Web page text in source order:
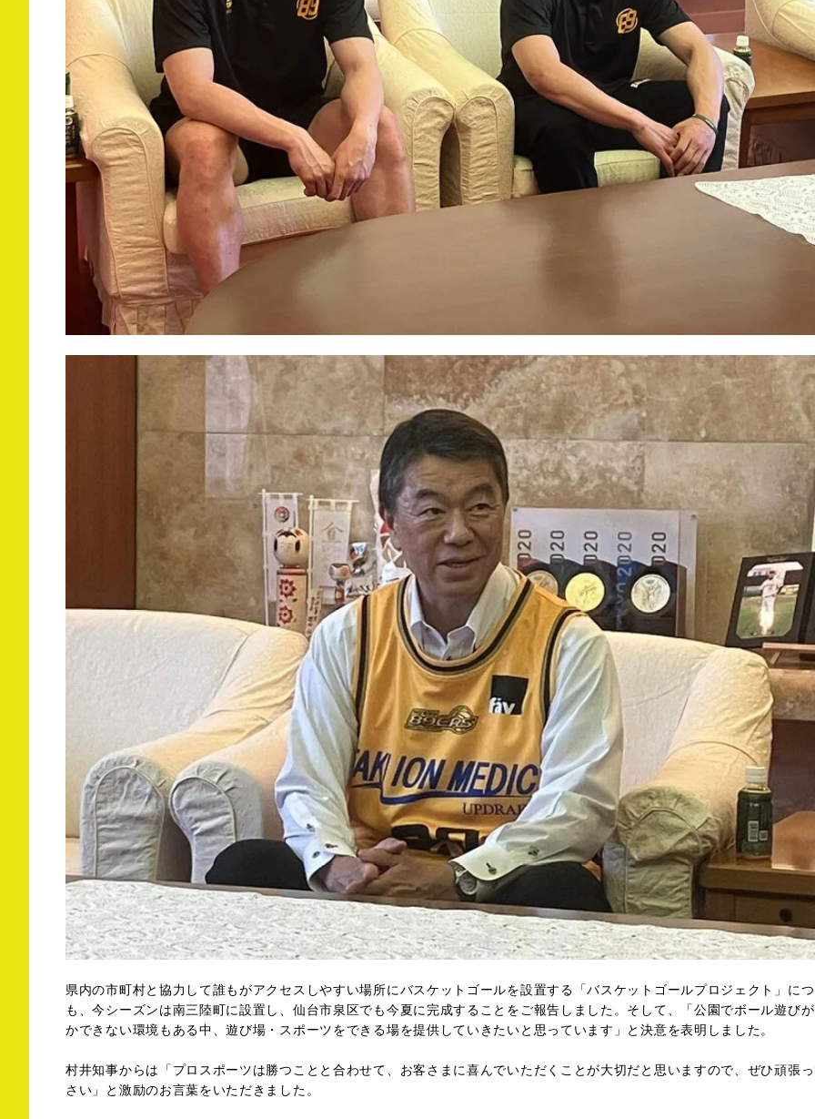
県内の市町村と協力して誰もがアクセスしやすい場所にバスケットゴールを設置する「バスケットゴールプロジェクト」に
も、今シーズンは南三陸町に設置し、仙台市泉区でも今夏に完成することをご報告しました。そして、「公園でボール遊び
かできない環境もある中、遊び場・スポーツをできる場を提供していきたいと思っています」と決意を表明しました。
村井知事からは「プロスポーツは勝つことと合わせて、お客さまに喜んでいただくことが大切だと思いますので、ぜひ頑張
さい」と激励のお言葉をいただきました。